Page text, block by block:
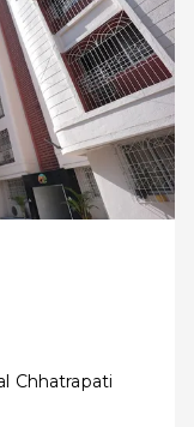
Chhatrapati